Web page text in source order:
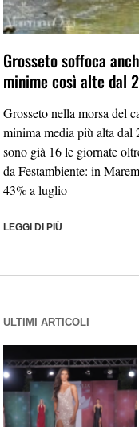
Grosseto soffoca
minime così alte dal
Grosseto nella morsa del
minima media più alta dal
sono già 16 le giornate
da Festambiente: in
43% a luglio
LEGGI DI PIÙ
ULTIMI ARTICOLI